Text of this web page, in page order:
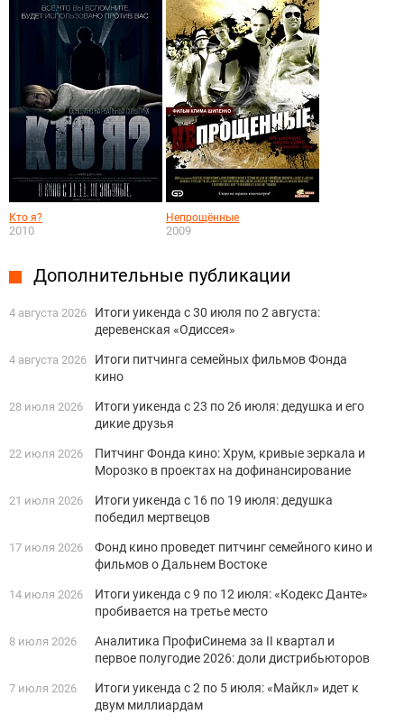
Кто я?
2010
Непрощённые
2009
Дополнительные публикации
4 августа 2026
Итоги уикенда с 30 июля по 2 августа:
деревенская «Одиссея»
4 августа 2026
Итоги питчинга семейных фильмов Фонда
кино
28 июля 2026
Итоги уикенда с 23 по 26 июля: дедушка и его
дикие друзья
22 июля 2026
Питчинг Фонда кино: Хрум, кривые зеркала и
Морозко в проектах на дофинансирование
21 июля 2026
Итоги уикенда с 16 по 19 июля: дедушка
победил мертвецов
17 июля 2026
Фонд кино проведет питчинг семейного кино и
фильмов о Дальнем Востоке
14 июля 2026
Итоги уикенда с 9 по 12 июля: «Кодекс Данте»
пробивается на третье место
8 июля 2026
Аналитика ПрофиСинема за II квартал и
первое полугодие 2026: доли дистрибьюторов
7 июля 2026
Итоги уикенда с 2 по 5 июля: «Майкл» идет к
двум миллиардам